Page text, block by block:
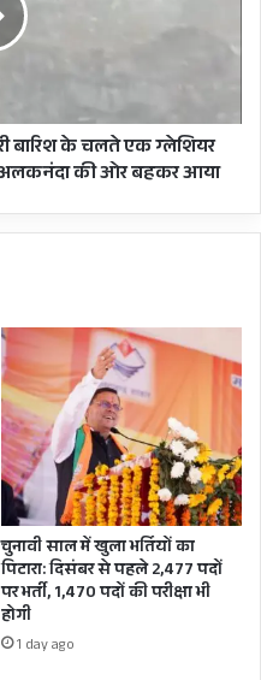
बारिश के चलते एक ग्लेशियर
अलकनंदा की ओर बहकर आया
चुनावी साल में खुला भर्तियों का
पिटारा: दिसंबर से पहले 2,477 पदों
पर भर्ती, 1,470 पदों की परीक्षा भी
होगी
1 day ago